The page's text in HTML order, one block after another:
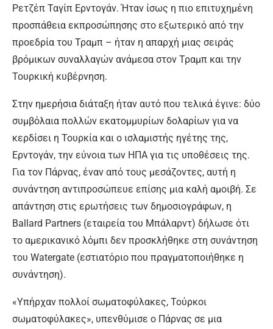
Ρετζέπ Ταγίπ Ερντογάν. Ήταν ίσως η πιο επιτυχημένη
προσπάθεια εκπροσώπησης στο εξωτερικό από την
προεδρία του Τραμπ – ήταν η απαρχή μιας σειράς
βρόμικων συναλλαγών ανάμεσα στον Τραμπ και την
Τουρκική κυβέρνηση.
Στην ημερήσια διάταξη ήταν αυτό που τελικά έγινε: δύο
συμβόλαια πολλών εκατομμυρίων δολαρίων για να
κερδίσει η Τουρκία και ο ισλαμιστής ηγέτης της,
Ερντογάν, την εύνοια των ΗΠΑ για τις υποθέσεις της.
Για τον Πάρνας, έναν από τους μεσάζοντες, αυτή η
συνάντηση αντιπροσώπευε επίσης μια καλή αμοιβή. Σε
απάντηση στις ερωτήσεις των δημοσιογράφων, η
Ballard Partners (εταιρεία του Μπάλαρντ) δήλωσε ότι
το αμερικανικό λόμπι δεν προσκλήθηκε στη συνάντηση
του Watergate (εστιατόριο που πραγματοποιήθηκε η
συνάντηση).
«Υπήρχαν πολλοί σωματοφύλακες, Τούρκοι
σωματοφύλακες», υπενθύμισε ο Πάρνας σε μια